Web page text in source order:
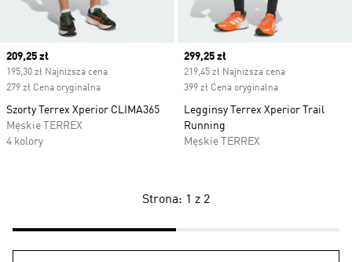
Current price
209,25 zł
195,30 zł Najniższa cena
279 zł Cena oryginalna
Szorty Terrex Xperior CLIMA365
Męskie TERREX
4 kolory
Current price
299,25 zł
219,45 zł Najniższa cena
399 zł Cena oryginalna
Legginsy Terrex Xperior Trail
Running
Męskie TERREX
Strona: 1 z 2